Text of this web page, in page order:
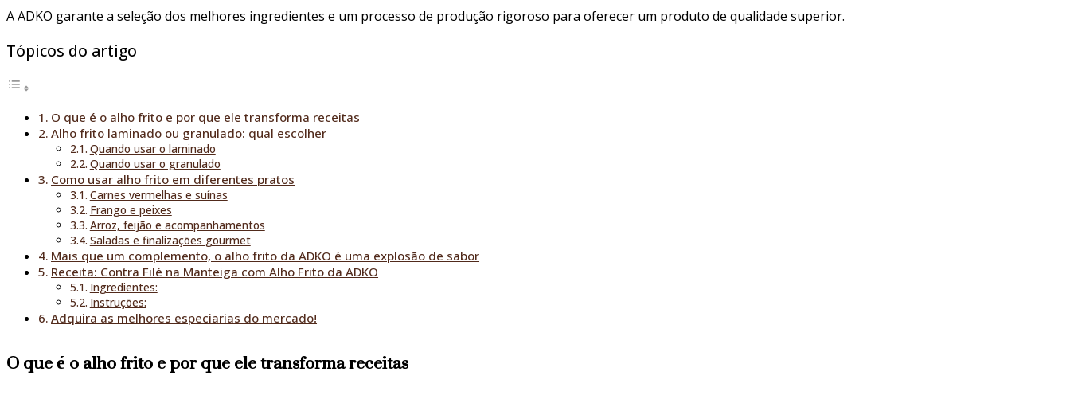
A ADKO garante a seleção dos melhores ingredientes e um processo de produção rigoroso para oferecer um produto de qualidade superior.
Tópicos do artigo
O que é o alho frito e por que ele transforma receitas
Alho frito laminado ou granulado: qual escolher
Quando usar o laminado
Quando usar o granulado
Como usar alho frito em diferentes pratos
Carnes vermelhas e suínas
Frango e peixes
Arroz, feijão e acompanhamentos
Saladas e finalizações gourmet
Mais que um complemento, o alho frito da ADKO é uma explosão de sabor
Receita: Contra Filé na Manteiga com Alho Frito da ADKO
Ingredientes:
Instruções:
Adquira as melhores especiarias do mercado!
O que é o alho frito e por que ele transforma receitas